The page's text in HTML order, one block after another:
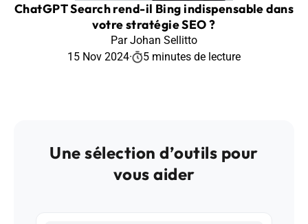
ChatGPT Search rend-il Bing indispensable dans
votre stratégie SEO ?
Par Johan Sellitto
15 Nov 2024· 5 minutes de lecture
Une sélection d’outils pour
vous aider